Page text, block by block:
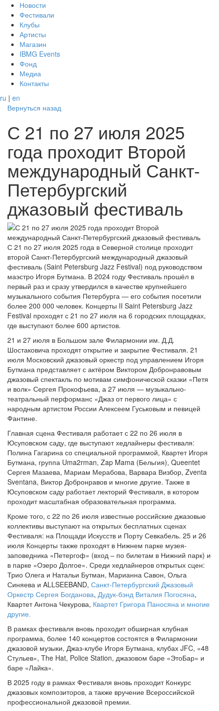
Новости
Фестивали
Клубы
Артисты
Магазин
IBMG Events
Фонд
Медиа
Контакты
ru | en
Вернуться назад
С 21 по 27 июля 2025
года проходит Второй
международный Санкт-
Петербургский
джазовый фестиваль
С 21 по 27 июля 2025 года в Северной столице проходит
второй Санкт-Петербургский международный джазовый
фестиваль (Saint Petersburg Jazz Festival) под руководством
маэстро Игоря Бутмана. В 2024 году Фестиваль прошёл в
первый раз и сразу утвердился в качестве крупнейшего
музыкального события Петербурга — его события посетили
более 200 000 человек. Концерты II Saint Petersburg Jazz
Festival проходят с 21 по 27 июля на 6 городских площадках,
где выступают более 600 артистов.
21 и 27 июля в Большом зале Филармонии им. Д.Д.
Шостаковича проходят открытие и закрытие Фестиваля. 21
июля Московский джазовый оркестр под управлением Игоря
Бутмана представляет с актёром Виктором Добронравовым
джазовый спектакль по мотивам симфонической сказки «Петя
и волк» Сергея Прокофьева, а 27 июля — музыкально-
театральный перформанс «Джаз от первого лица» с
народным артистом России Алексеем Гуськовым и певицей
Фантине.
Главная сцена Фестиваля работает с 22 по 26 июля в
Юсуповском саду, где выступают хедлайнеры фестиваля:
Полина Гагарина со специальной программой, Квартет Игоря
Бутмана, группа Uma2rman, Zap Mama (Бельгия), Queentet
Сергея Мазаева, Мариам Мерабова, Варвара Визбор, Zventa
Sventana, Виктор Добронравов и многие другие. Также в
Юсуповском саду работает лекторий Фестиваля, в котором
проходит масштабная образовательная программа.
Кроме того, с 22 по 26 июля известные российские джазовые
коллективы выступают на открытых бесплатных сценах
Фестиваля: на Площади Искусств и Порту Севкабель. 25 и 26
июля Концерты также проходят в Нижнем парке музея-
заповедника «Петергоф» (вход – по билетам в Нижний парк) и
в парке «Озеро Долгое». Среди хедлайнеров открытых сцен:
Трио Олега и Натальи Бутман, Марианна Савон, Ольга
Синяева и ALLSEEBAND, Санкт-Петербургский Джазовый
Оркестр Сергея Богданова, Дудук-бэнд Виталия Погосяна,
Квартет Антона Чекурова, Квартет Григора Паносяна и многие
другие.
В рамках фестиваля вновь проходит обширная клубная
программа, более 140 концертов состоятся в Филармонии
джазовой музыки, Джаз-клубе Игоря Бутмана, клубах JFC, «48
Стульев», The Hat, Police Station, джазовом баре «ЭтоБар» и
баре «Лайка».
В 2025 году в рамках Фестиваля вновь проходит Конкурс
джазовых композиторов, а также вручение Всероссийской
профессиональной джазовой премии.